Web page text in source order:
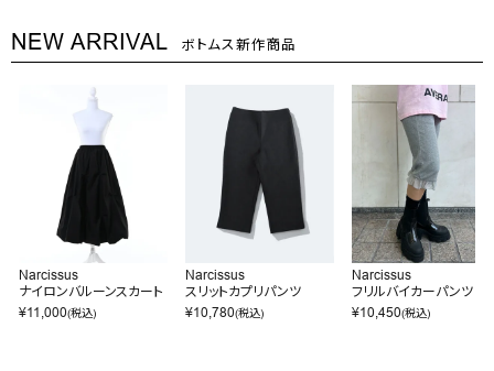
NEW ARRIVAL ボトムス新作商品
Narcissus
ナイロンバルーンスカート
¥11,000(税込)
Narcissus
スリットカプリパンツ
¥10,780(税込)
Narcissus
フリルバイカーパンツ
¥10,450(税込)